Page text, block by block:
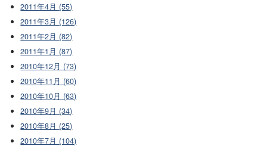
2011年4月 (55)
2011年3月 (126)
2011年2月 (82)
2011年1月 (87)
2010年12月 (73)
2010年11月 (60)
2010年10月 (63)
2010年9月 (34)
2010年8月 (25)
2010年7月 (104)